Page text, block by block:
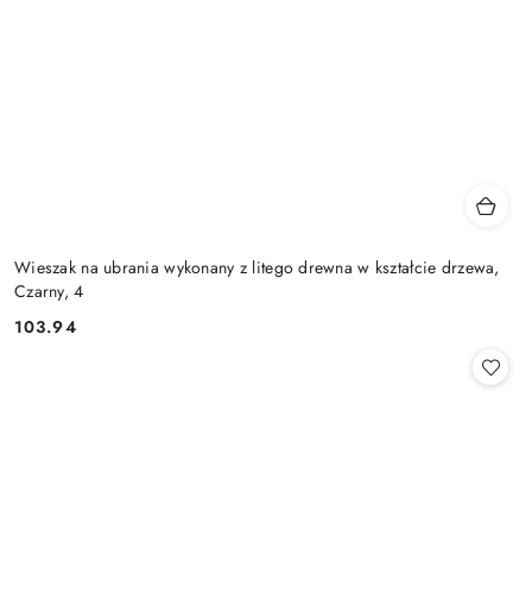
Wieszak na ubrania wykonany z litego drewna w kształcie drzewa,
Czarny, 4
Cena:
103.94